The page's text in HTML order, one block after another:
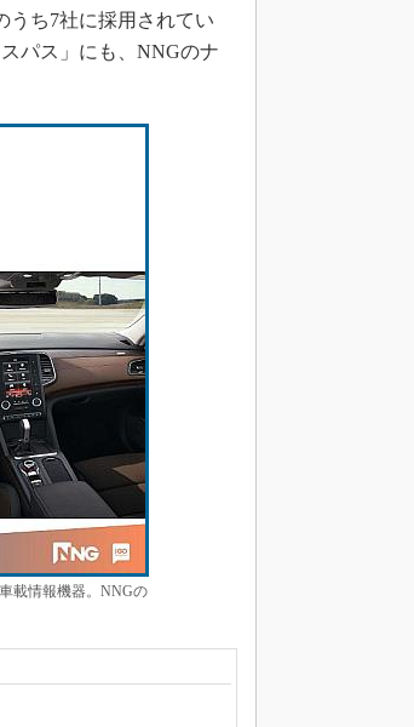
うち7社に採用されてい
パス」にも、NNGのナ
載情報機器。NNGの